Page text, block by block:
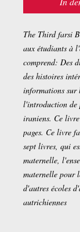
The Third farsi
aux étudiants à
comprend: Des
des histoires
informations sur
l'introduction de
iraniens. Ce
pages. Ce livre
sept livres, qui
maternelle,
maternelle pour
d'autres écoles
autrichiennes